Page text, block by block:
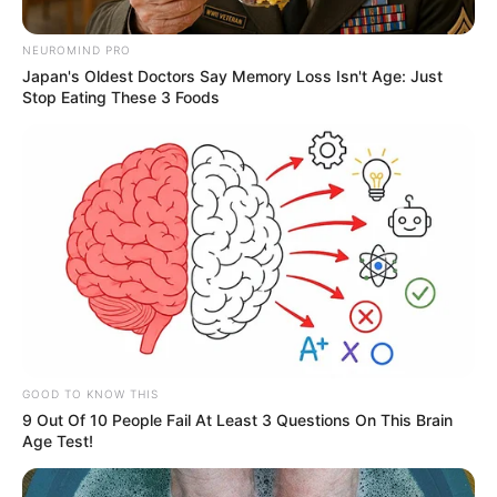
Rafael Pérez Becerra
Septiembre 21, 2021
NEUROMIND PRO
Japan's Oldest Doctors Say Memory Loss Isn't Age: Just
Stop Eating These 3 Foods
GOOD TO KNOW THIS
9 Out Of 10 People Fail At Least 3 Questions On This Brain
Age Test!